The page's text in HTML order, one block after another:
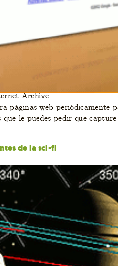
Archive
páginas web
le puedes pedir que
de la sci-fi